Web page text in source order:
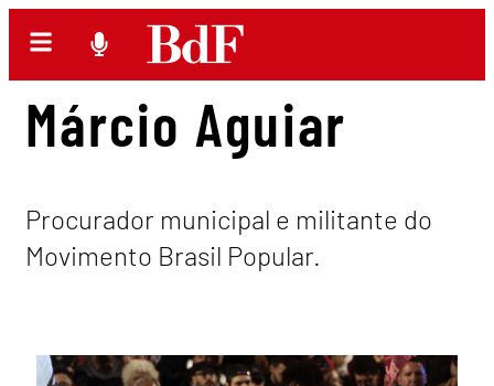
Márcio Aguiar
Procurador municipal e militante do
Movimento Brasil Popular.